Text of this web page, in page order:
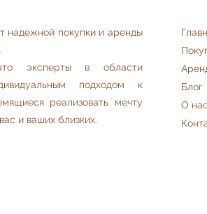
надежной покупки и аренды
эксперты в области
подходом к
реализовать мечту
и ваших близких.
Блог
О нас